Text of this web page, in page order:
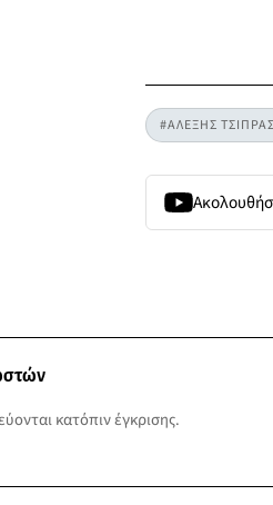
#ΑΛΕΞΗΣ ΤΣΙΠΡΑΣ
κατόπιν έγκρισης.